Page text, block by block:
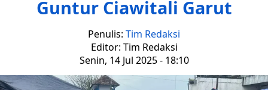
Guntur Ciawitali Garut
Penulis: Tim Redaksi
Editor: Tim Redaksi
Senin, 14 Jul 2025 - 18:10